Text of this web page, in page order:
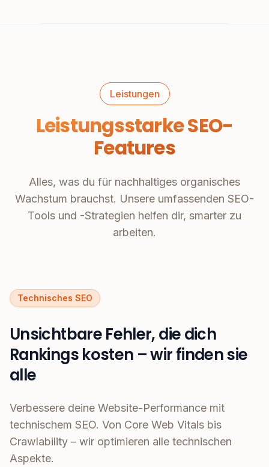
Leistungen
Leistungsstarke SEO-
Features
Alles, was du für nachhaltiges organisches
Wachstum brauchst. Unsere umfassenden SEO-
Tools und -Strategien helfen dir, smarter zu
arbeiten.
Technisches SEO
Unsichtbare Fehler, die dich
Rankings kosten – wir finden sie
alle
Verbessere deine Website-Performance mit
technischem SEO. Von Core Web Vitals bis
Crawlability – wir optimieren alle technischen
Aspekte.